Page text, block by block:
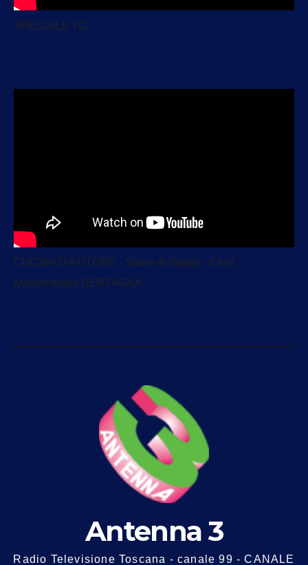
SPECIALE TG
CUCINA D'AUTORE - Storie di Sapori - Chef
Massimiliano BERTAGNA
Antenna 3
Radio Televisione Toscana - canale 99 - CANALE